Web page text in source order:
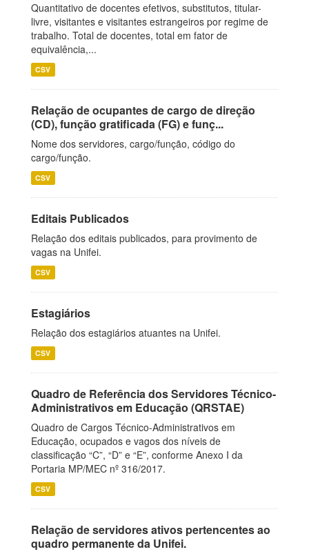
Quantitativo de docentes efetivos, substitutos, titular-
livre, visitantes e visitantes estrangeiros por regime de
trabalho. Total de docentes, total em fator de
equivalência,...
CSV
Relação de ocupantes de cargo de direção
(CD), função gratificada (FG) e funç...
Nome dos servidores, cargo/função, código do
cargo/função.
CSV
Editais Publicados
Relação dos editais publicados, para provimento de
vagas na Unifei.
CSV
Estagiários
Relação dos estagiários atuantes na Unifei.
CSV
Quadro de Referência dos Servidores Técnico-
Administrativos em Educação (QRSTAE)
Quadro de Cargos Técnico-Administrativos em
Educação, ocupados e vagos dos níveis de
classificação “C”, “D” e “E”, conforme Anexo I da
Portaria MP/MEC nº 316/2017.
CSV
Relação de servidores ativos pertencentes ao
quadro permanente da Unifei.